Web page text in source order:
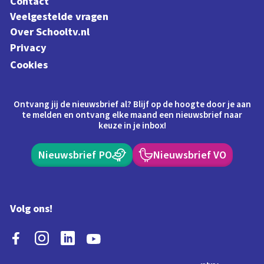
Veelgestelde vragen
Over Schooltv.nl
Privacy
Cookies
Ontvang jij de nieuwsbrief al? Blijf op de hoogte door je aan
te melden en ontvang elke maand een nieuwsbrief naar
keuze in je inbox!
Nieuwsbrief PO Nieuwsbrief VO
Volg ons!